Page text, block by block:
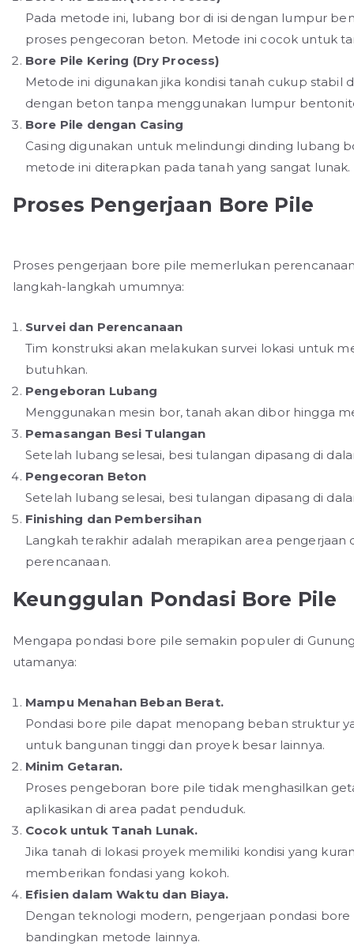
Pada metode ini, lubang bor di isi dengan lumpur
proses pengecoran beton. Metode ini cocok untuk
Bore Pile Kering (Dry Process)
Metode ini digunakan jika kondisi tanah cukup stabil
dengan beton tanpa menggunakan lumpur
Bore Pile dengan Casing
Casing digunakan untuk melindungi dinding lubang
metode ini diterapkan pada tanah yang sangat lunak.
Proses Pengerjaan Bore Pile
Proses pengerjaan bore pile memerlukan
langkah-langkah umumnya:
Survei dan Perencanaan
Tim konstruksi akan melakukan survei lokasi untuk
butuhkan.
Pengeboran Lubang
Menggunakan mesin bor, tanah akan dibor hingga
Pemasangan Besi Tulangan
Setelah lubang selesai, besi tulangan dipasang di
Pengecoran Beton
Setelah lubang selesai, besi tulangan dipasang di
Finishing dan Pembersihan
Langkah terakhir adalah merapikan area pengerjaan
perencanaan.
Keunggulan Pondasi Bore Pile
Mengapa pondasi bore pile semakin populer di
utamanya:
Mampu Menahan Beban Berat.
Pondasi bore pile dapat menopang beban struktur
untuk bangunan tinggi dan proyek besar lainnya.
Minim Getaran.
Proses pengeboran bore pile tidak menghasilkan
aplikasikan di area padat penduduk.
Cocok untuk Tanah Lunak.
Jika tanah di lokasi proyek memiliki kondisi yang
memberikan fondasi yang kokoh.
Efisien dalam Waktu dan Biaya.
Dengan teknologi modern, pengerjaan pondasi
bandingkan metode lainnya.